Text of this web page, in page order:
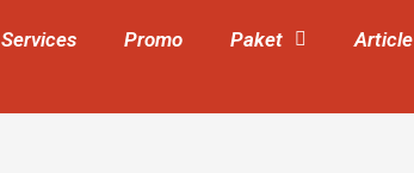
Services Promo Paket Article